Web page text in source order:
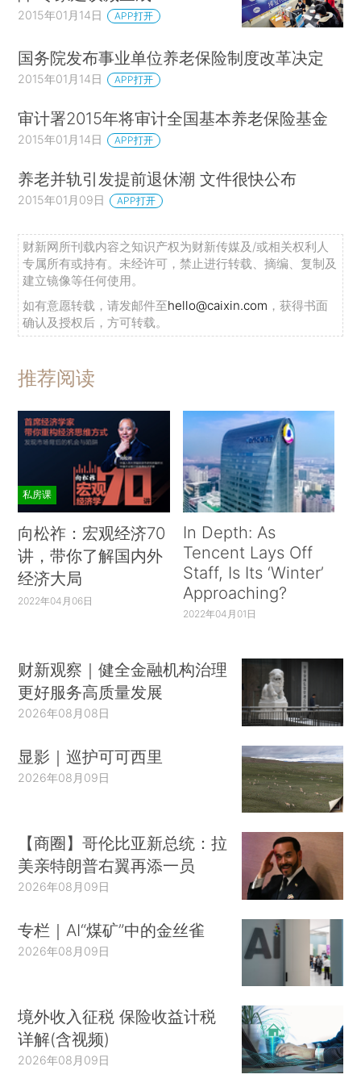
2015年01月14日 APP打开
国务院发布事业单位养老保险制度改革决定
2015年01月14日 APP打开
审计署2015年将审计全国基本养老保险基金
2015年01月14日 APP打开
养老并轨引发提前退休潮 文件很快公布
2015年01月09日 APP打开
财新网所刊载内容之知识产权为财新传媒及/或相关权利人
专属所有或持有。未经许可，禁止进行转载、摘编、复制及
建立镜像等任何使用。
如有意愿转载，请发邮件至hello@caixin.com ，获得书面
确认及授权后，方可转载。
推荐阅读
私房课
向松祚：宏观经济70
讲，带你了解国内外
经济大局
2022年04月06日
In Depth: As
Tencent Lays Off
Staff, Is Its ‘Winter’
Approaching?
2022年04月01日
财新观察｜健全金融机构治理
更好服务高质量发展
2026年08月08日
显影｜巡护可可西里
2026年08月09日
【商圈】哥伦比亚新总统：拉
美亲特朗普右翼再添一员
2026年08月09日
专栏｜AI“煤矿”中的金丝雀
2026年08月09日
境外收入征税 保险收益计税
详解(含视频)
2026年08月09日